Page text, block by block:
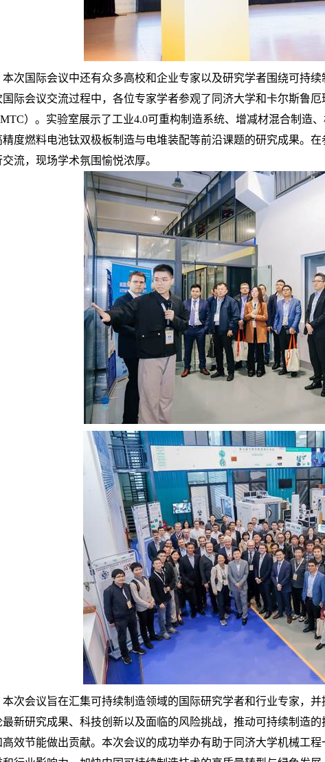
本次国际会议中还有众多高校和企业专家以及研究学者围绕可持
国际会议交流过程中，各位专家学者参观了同济大学和卡尔斯鲁
）。实验室展示了工业4.0可重构制造系统、增减材混合制造
精度燃料电池钛双极板制造与电堆装配等前沿课题的研究成果。
流，现场学术氛围愉悦浓厚。
本次会议旨在汇集可持续制造领域的国际研究学者和行业专家，
最新研究成果、科技创新以及面临的风险挑战，推动可持续制造
高效节能做出贡献。本次会议的成功举办有助于同济大学机械工